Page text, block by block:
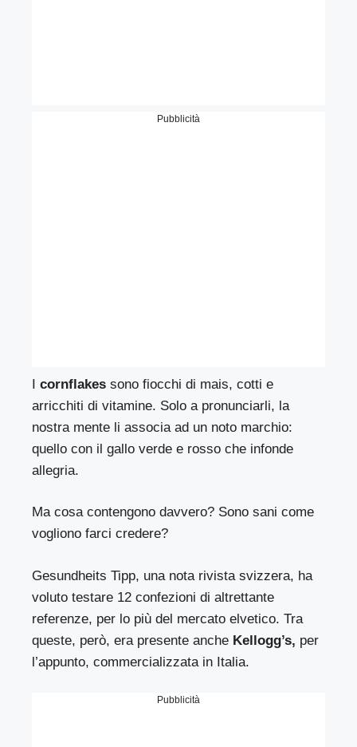
Pubblicità
Icornflakes sono fiocchi di mais, cotti e
arricchiti di vitamine. Solo a pronunciarli, la
nostra mente li associa ad un noto marchio:
quello con il gallo verde e rosso che infonde
allegria.
Ma cosa contengono davvero? Sono sani come
vogliono farci credere?
Gesundheits Tipp, una nota rivista svizzera, ha
voluto testare 12 confezioni di altrettante
referenze, per lo più del mercato elvetico. Tra
queste, però, era presente anche Kellogg’s, per
l’appunto, commercializzata in Italia.
Pubblicità